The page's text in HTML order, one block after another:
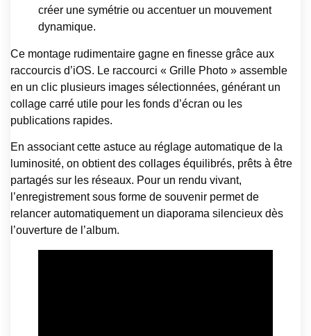
créer une symétrie ou accentuer un mouvement
dynamique.
Ce montage rudimentaire gagne en finesse grâce aux
raccourcis d’iOS. Le raccourci « Grille Photo » assemble
en un clic plusieurs images sélectionnées, générant un
collage carré utile pour les fonds d’écran ou les
publications rapides.
En associant cette astuce au réglage automatique de la
luminosité, on obtient des collages équilibrés, prêts à être
partagés sur les réseaux. Pour un rendu vivant,
l’enregistrement sous forme de souvenir permet de
relancer automatiquement un diaporama silencieux dès
l’ouverture de l’album.